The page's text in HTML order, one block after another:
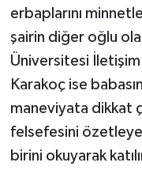
erbaplarını
şairin diğer oğlu
Üniversitesi İletişim
Karakoç ise
maneviyata dikkat
felsefesini
birini okuyarak